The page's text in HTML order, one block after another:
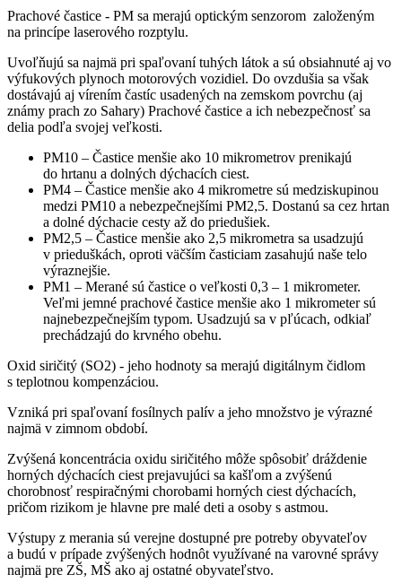
Prachové častice - PM sa merajú optickým senzorom založeným
na princípe laserového rozptylu.
Uvoľňujú sa najmä pri spaľovaní tuhých látok a sú obsiahnuté aj vo
výfukových plynoch motorových vozidiel. Do ovzdušia sa však
dostávajú aj vírením častíc usadených na zemskom povrchu (aj
známy prach zo Sahary) Prachové častice a ich nebezpečnosť sa
delia podľa svojej veľkosti.
PM10 – Častice menšie ako 10 mikrometrov prenikajú
do hrtanu a dolných dýchacích ciest.
PM4 – Častice menšie ako 4 mikrometre sú medziskupinou
medzi PM10 a nebezpečnejšími PM2,5. Dostanú sa cez hrtan
a dolné dýchacie cesty až do priedušiek.
PM2,5 – Častice menšie ako 2,5 mikrometra sa usadzujú
v prieduškách, oproti väčším časticiam zasahujú naše telo
výraznejšie.
PM1 – Merané sú častice o veľkosti 0,3 – 1 mikrometer.
Veľmi jemné prachové častice menšie ako 1 mikrometer sú
najnebezpečnejším typom. Usadzujú sa v pľúcach, odkiaľ
prechádzajú do krvného obehu.
Oxid siričitý (SO2) - jeho hodnoty sa merajú digitálnym čidlom
s teplotnou kompenzáciou.
Vzniká pri spaľovaní fosílnych palív a jeho množstvo je výrazné
najmä v zimnom období.
Zvýšená koncentrácia oxidu siričitého môže spôsobiť dráždenie
horných dýchacích ciest prejavujúci sa kašľom a zvýšenú
chorobnosť respiračnými chorobami horných ciest dýchacích,
pričom rizikom je hlavne pre malé deti a osoby s astmou.
Výstupy z merania sú verejne dostupné pre potreby obyvateľov
a budú v prípade zvýšených hodnôt využívané na varovné správy
najmä pre ZŠ, MŠ ako aj ostatné obyvateľstvo.